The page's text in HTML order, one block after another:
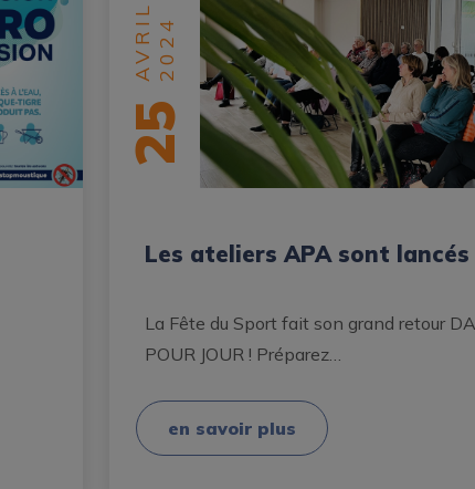
25
AVRIL2024
Les ateliers APA sont lancés
La Fête du Sport fait son grand retour
POUR JOUR ! Préparez…
en savoir plus